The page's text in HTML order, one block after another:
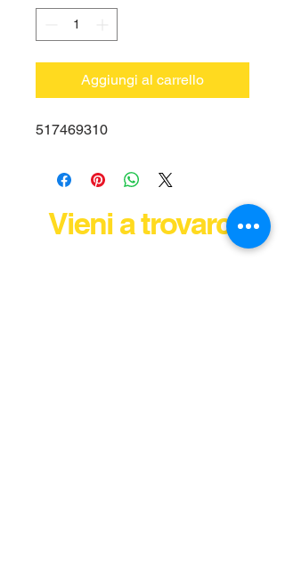
Aggiungi al carrello
517469310
Vieni a trovarci